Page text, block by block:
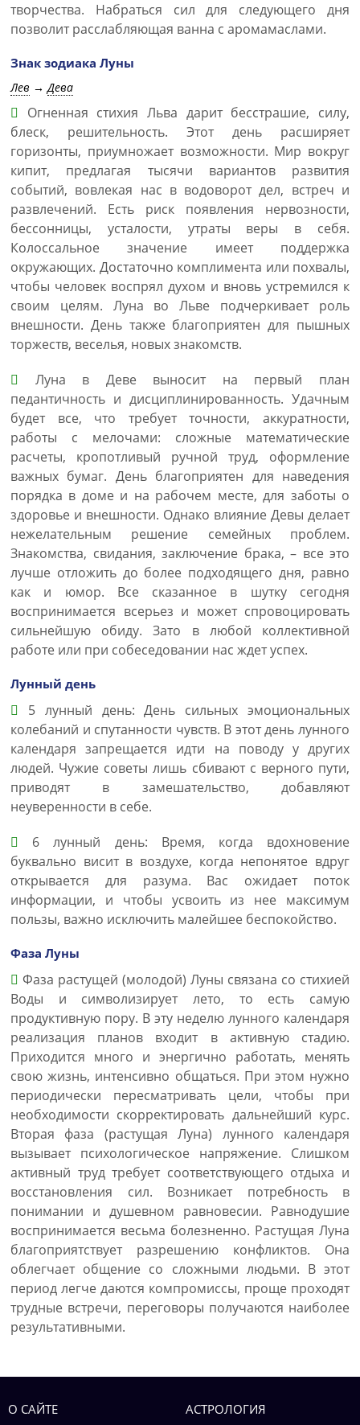
творчества. Набраться сил для следующего дня
позволит расслабляющая ванна с аромамаслами.
Знак зодиака Луны
Лев →Дева
Огненная стихия Льва дарит бесстрашие, силу,
блеск, решительность. Этот день расширяет
горизонты, приумножает возможности. Мир вокруг
кипит, предлагая тысячи вариантов развития
событий, вовлекая нас в водоворот дел, встреч и
развлечений. Есть риск появления нервозности,
бессонницы, усталости, утраты веры в себя.
Колоссальное значение имеет поддержка
окружающих. Достаточно комплимента или похвалы,
чтобы человек воспрял духом и вновь устремился к
своим целям. Луна во Льве подчеркивает роль
внешности. День также благоприятен для пышных
торжеств, веселья, новых знакомств.
Луна в Деве выносит на первый план
педантичность и дисциплинированность. Удачным
будет все, что требует точности, аккуратности,
работы с мелочами: сложные математические
расчеты, кропотливый ручной труд, оформление
важных бумаг. День благоприятен для наведения
порядка в доме и на рабочем месте, для заботы о
здоровье и внешности. Однако влияние Девы делает
нежелательным решение семейных проблем.
Знакомства, свидания, заключение брака, – все это
лучше отложить до более подходящего дня, равно
как и юмор. Все сказанное в шутку сегодня
воспринимается всерьез и может спровоцировать
сильнейшую обиду. Зато в любой коллективной
работе или при собеседовании нас ждет успех.
Лунный день
5 лунный день: День сильных эмоциональных
колебаний и спутанности чувств. В этот день лунного
календаря запрещается идти на поводу у других
людей. Чужие советы лишь сбивают с верного пути,
приводят в замешательство, добавляют
неуверенности в себе.
6 лунный день: Время, когда вдохновение
буквально висит в воздухе, когда непонятое вдруг
открывается для разума. Вас ожидает поток
информации, и чтобы усвоить из нее максимум
пользы, важно исключить малейшее беспокойство.
Фаза Луны
Фаза растущей (молодой) Луны связана со стихией
Воды и символизирует лето, то есть самую
продуктивную пору. В эту неделю лунного календаря
реализация планов входит в активную стадию.
Приходится много и энергично работать, менять
свою жизнь, интенсивно общаться. При этом нужно
периодически пересматривать цели, чтобы при
необходимости скорректировать дальнейший курс.
Вторая фаза (растущая Луна) лунного календаря
вызывает психологическое напряжение. Слишком
активный труд требует соответствующего отдыха и
восстановления сил. Возникает потребность в
понимании и душевном равновесии. Равнодушие
воспринимается весьма болезненно. Растущая Луна
благоприятствует разрешению конфликтов. Она
облегчает общение со сложными людьми. В этот
период легче даются компромиссы, проще проходят
трудные встречи, переговоры получаются наиболее
результативными.
О САЙТЕ АСТРОЛОГИЯ